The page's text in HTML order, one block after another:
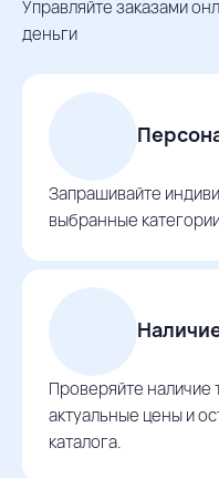
Управляйте заказами
деньги
Запрашивайте
выбранные
Проверяйте наличие
актуальные цены и
каталога.